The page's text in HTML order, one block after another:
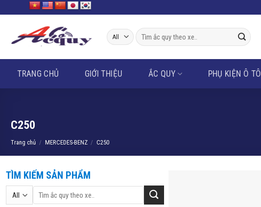
to
Tìm
kiếm:
TRANG CHỦ GIỚI THIỆU ẮC QUY PHỤ KIỆN Ô TÔ
C250
Trang chủ / MERCEDES-BENZ / C250
TÌM KIẾM SẢN PHẨM
Tìm
kiếm: